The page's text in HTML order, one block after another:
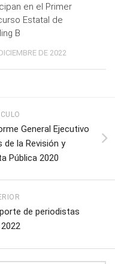
en el Primer
Estatal de
B
DE 2022
General Ejecutivo
la Revisión y
Pública 2020
de periodistas